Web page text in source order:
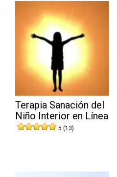
Terapia Sanación del
Niño Interior en Línea
5 (13)